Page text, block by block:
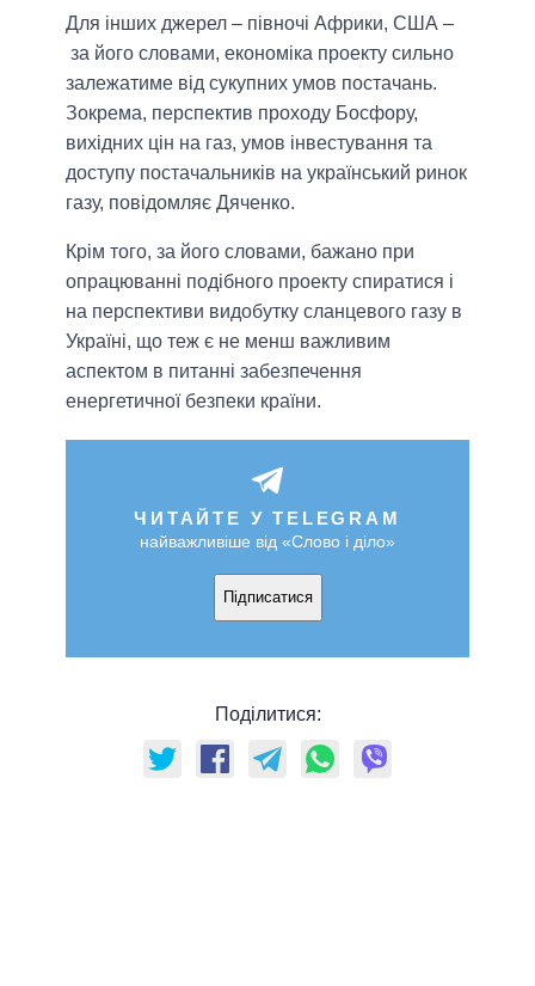
Для інших джерел – півночі Африки, США –
за його словами, економіка проекту сильно
залежатиме від сукупних умов постачань.
Зокрема, перспектив проходу Босфору,
вихідних цін на газ, умов інвестування та
доступу постачальників на український ринок
газу, повідомляє Дяченко.
Крім того, за його словами, бажано при
опрацюванні подібного проекту спиратися і
на перспективи видобутку сланцевого газу в
Україні, що теж є не менш важливим
аспектом в питанні забезпечення
енергетичної безпеки країни.
ЧИТАЙТЕ У TELEGRAM
найважливіше від «Слово і діло»
Підписатися
Поділитися: